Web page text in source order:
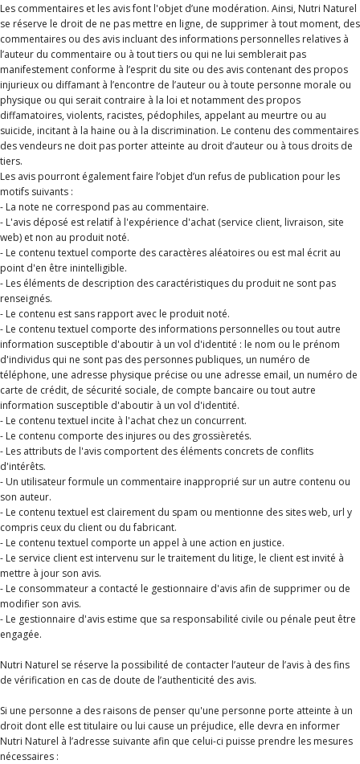
Les commentaires et les avis font l'objet d’une modération. Ainsi, Nutri Naturel
se réserve le droit de ne pas mettre en ligne, de supprimer à tout moment, des
commentaires ou des avis incluant des informations personnelles relatives à
l’auteur du commentaire ou à tout tiers ou qui ne lui semblerait pas
manifestement conforme à l’esprit du site ou des avis contenant des propos
injurieux ou diffamant à l’encontre de l’auteur ou à toute personne morale ou
physique ou qui serait contraire à la loi et notamment des propos
diffamatoires, violents, racistes, pédophiles, appelant au meurtre ou au
suicide, incitant à la haine ou à la discrimination. Le contenu des commentaires
des vendeurs ne doit pas porter atteinte au droit d’auteur ou à tous droits de
tiers.
Les avis pourront également faire l’objet d’un refus de publication pour les
motifs suivants :
- La note ne correspond pas au commentaire.
- L'avis déposé est relatif à l'expérience d'achat (service client, livraison, site
web) et non au produit noté.
- Le contenu textuel comporte des caractères aléatoires ou est mal écrit au
point d'en être inintelligible.
- Les éléments de description des caractéristiques du produit ne sont pas
renseignés.
- Le contenu est sans rapport avec le produit noté.
- Le contenu textuel comporte des informations personnelles ou tout autre
information susceptible d'aboutir à un vol d'identité : le nom ou le prénom
d'individus qui ne sont pas des personnes publiques, un numéro de
téléphone, une adresse physique précise ou une adresse email, un numéro de
carte de crédit, de sécurité sociale, de compte bancaire ou tout autre
information susceptible d'aboutir à un vol d'identité.
- Le contenu textuel incite à l'achat chez un concurrent.
- Le contenu comporte des injures ou des grossièretés.
- Les attributs de l'avis comportent des éléments concrets de conflits
d'intérêts.
- Un utilisateur formule un commentaire inapproprié sur un autre contenu ou
son auteur.
- Le contenu textuel est clairement du spam ou mentionne des sites web, url y
compris ceux du client ou du fabricant.
- Le contenu textuel comporte un appel à une action en justice.
- Le service client est intervenu sur le traitement du litige, le client est invité à
mettre à jour son avis.
- Le consommateur a contacté le gestionnaire d'avis afin de supprimer ou de
modifier son avis.
- Le gestionnaire d'avis estime que sa responsabilité civile ou pénale peut être
engagée.
Nutri Naturel se réserve la possibilité de contacter l’auteur de l’avis à des fins
de vérification en cas de doute de l’authenticité des avis.
Si une personne a des raisons de penser qu'une personne porte atteinte à un
droit dont elle est titulaire ou lui cause un préjudice, elle devra en informer
Nutri Naturel à l’adresse suivante afin que celui-ci puisse prendre les mesures
nécessaires :